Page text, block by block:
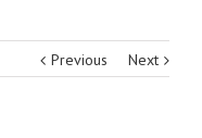
Previous Next